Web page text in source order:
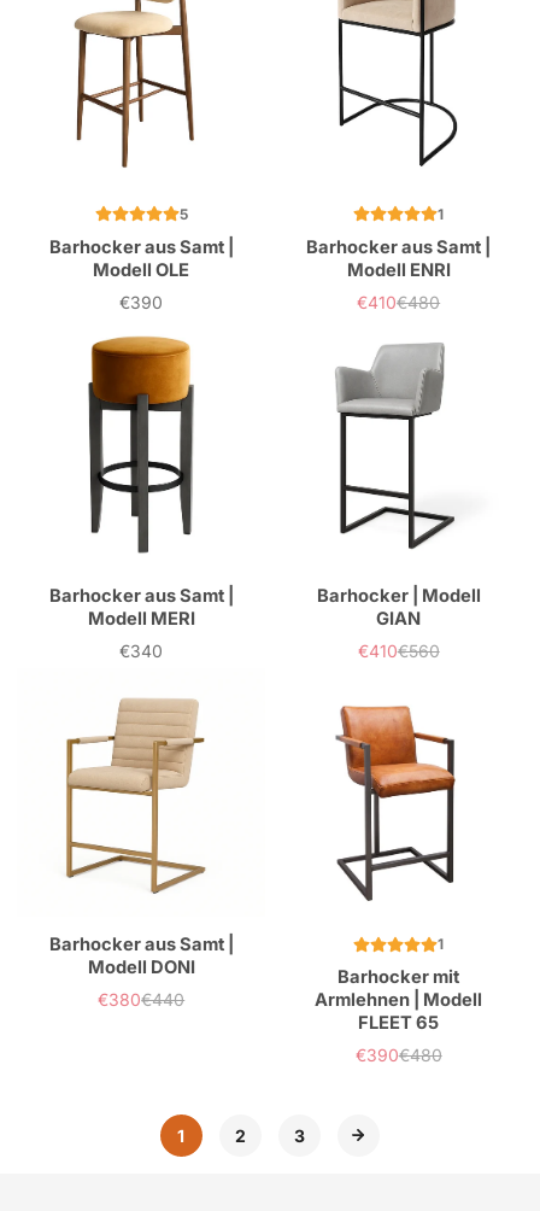
5
Barhocker aus Samt |
Modell OLE
Preis
€390
1
Barhocker aus Samt |
Modell ENRI
Verkaufspreis
€410Normaler
€480
Barhocker aus Samt |
Modell MERI
Preis
€340
Barhocker | Modell
GIAN
Verkaufspreis
€410Normaler
€560
Barhocker aus Samt |
Modell DONI
Verkaufspreis
€380Normaler
€440
1
Barhocker mit
Armlehnen | Modell
FLEET 65
Verkaufspreis
€390Normaler
€480
1 2 3